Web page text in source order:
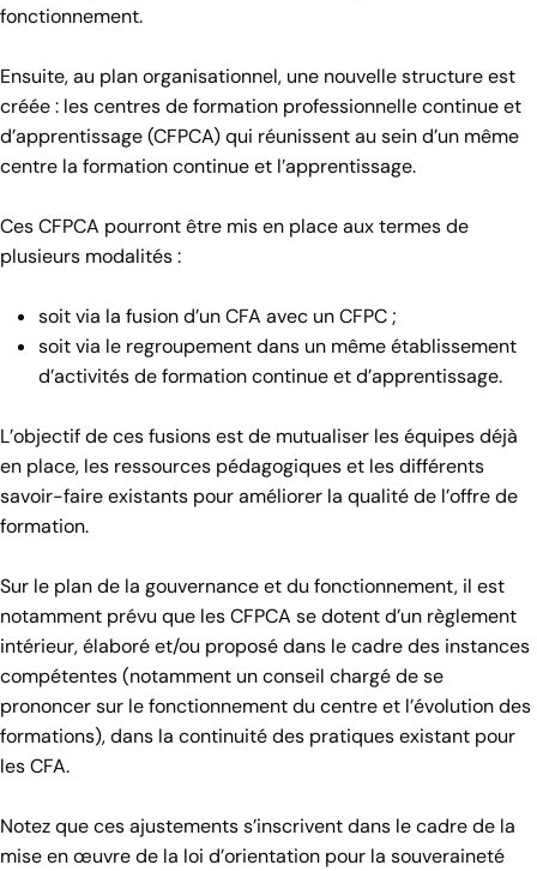
fonctionnement.
Ensuite, au plan organisationnel, une nouvelle structure est
créée : les centres de formation professionnelle continue et
d’apprentissage (CFPCA) qui réunissent au sein d’un même
centre la formation continue et l’apprentissage.
Ces CFPCA pourront être mis en place aux termes de
plusieurs modalités :
soit via la fusion d’un CFA avec un CFPC ;
soit via le regroupement dans un même établissement
d’activités de formation continue et d’apprentissage.
L’objectif de ces fusions est de mutualiser les équipes déjà
en place, les ressources pédagogiques et les différents
savoir-faire existants pour améliorer la qualité de l’offre de
formation.
Sur le plan de la gouvernance et du fonctionnement, il est
notamment prévu que les CFPCA se dotent d’un règlement
intérieur, élaboré et/ou proposé dans le cadre des instances
compétentes (notamment un conseil chargé de se
prononcer sur le fonctionnement du centre et l’évolution des
formations), dans la continuité des pratiques existant pour
les CFA.
Notez que ces ajustements s’inscrivent dans le cadre de la
mise en œuvre de la loi d’orientation pour la souveraineté